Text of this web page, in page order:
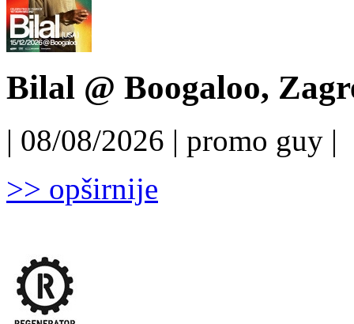
Bilal @ Boogaloo,
| 08/08/2026 | promo guy |
>> opširnije